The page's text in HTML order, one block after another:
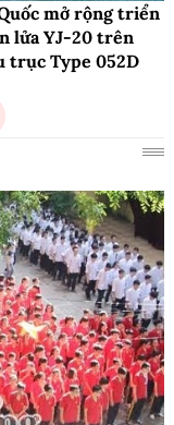
mở rộng triển
lửa YJ-20 trên
trục Type 052D